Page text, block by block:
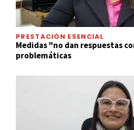
PRESTACIÓN ESENCIAL
Medidas "no dan respuestas
problemáticas